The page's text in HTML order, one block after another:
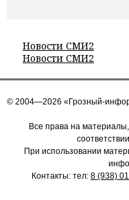
Новости СМИ2
Новости СМИ2
© 2004—2026 «Грозный-
Все права на
При использовании
Контакты: тел: 8 (938)